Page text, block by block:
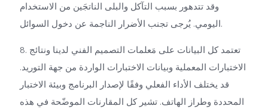
وقد تتدهور بسبب التآكل والبلى الناتجَين من الاستخدام
اليومي. يُرجى تجنب الأضرار الناجمة عن دخول السوائل.
8. تعتمد كل البيانات على مَعلمات التصميم الفني لدينا ونتائج
الاختبارات المعملية وبيانات الاختبارات الواردة من جهة التوريد.
قد يختلف الأداء الفعلي وفقًا لإصدار البرنامج وبيئة الاختبار
المحددة وطراز الهاتف. تشير كل المقارنات الموضّحة في هذه